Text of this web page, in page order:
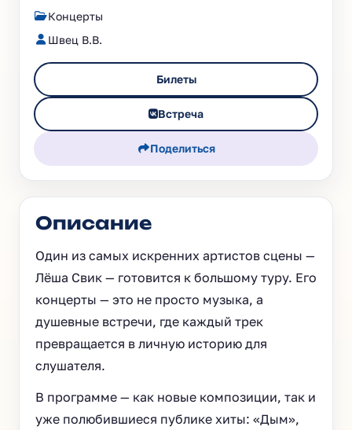
Концерты
Швец В.В.
Билеты
Встреча
Поделиться
Описание
Один из самых искренних артистов сцены —
Лёша Свик — готовится к большому туру. Его
концерты — это не просто музыка, а
душевные встречи, где каждый трек
превращается в личную историю для
слушателя.
В программе — как новые композиции, так и
уже полюбившиеся публике хиты: «Дым»,